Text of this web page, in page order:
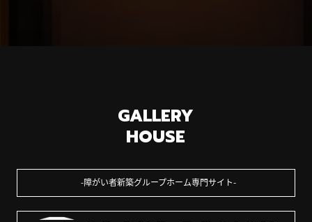
GALLERY
HOUSE
障がい者新築グループホーム専門サイト